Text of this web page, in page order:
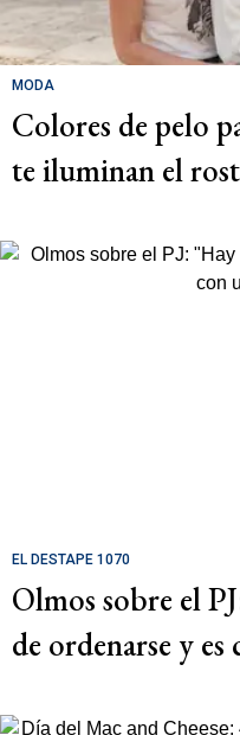
MODA
Colores de pelo
te iluminan el
EL DESTAPE 1070
Olmos sobre el
de ordenarse y